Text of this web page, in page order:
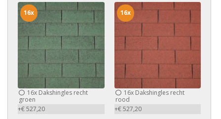
16x Dakshingles recht
groen
+€ 527,20
16x
16xDakshingles recht
rood
+€ 527,20
16x